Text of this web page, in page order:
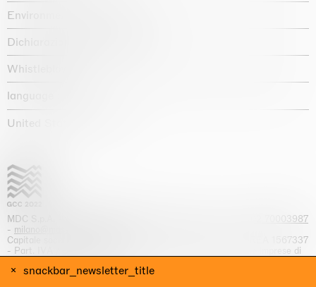
snackbar_newsletter_title
Environmental statement
Dichiarazione di accessibilità
Whistleblowing
language :
United States / USD $
MDC S.p.A. -
+39 02 70003987
- milano@massimodecarlo.com
Capitale sociale interamente versato: EUR 1.514.762,00 – REA 1567337
- Part. IVA / C.F. 12584550151 - Iscrizione al Registro delle imprese di